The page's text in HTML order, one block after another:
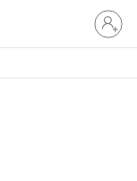
Prijavite
se
u
račun